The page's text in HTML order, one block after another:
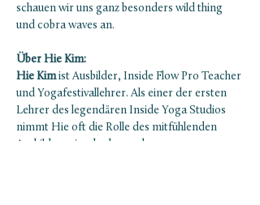
schauen wir uns ganz besonders wild thing
und cobra waves an.
Über Hie Kim:
Hie Kim ist Ausbilder, Inside Flow Pro Teacher
und Yogafestivallehrer. Als einer der ersten
Lehrer des legendären Inside Yoga Studios
nimmt Hie oft die Rolle des mitfühlenden
Ausbilders ein, der besonders